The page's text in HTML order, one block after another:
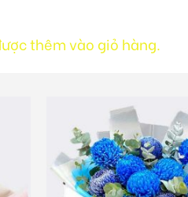
thêm vào giỏ hàng.